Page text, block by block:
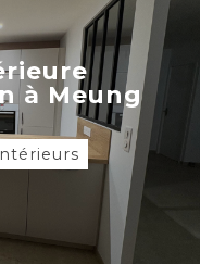
à Meung